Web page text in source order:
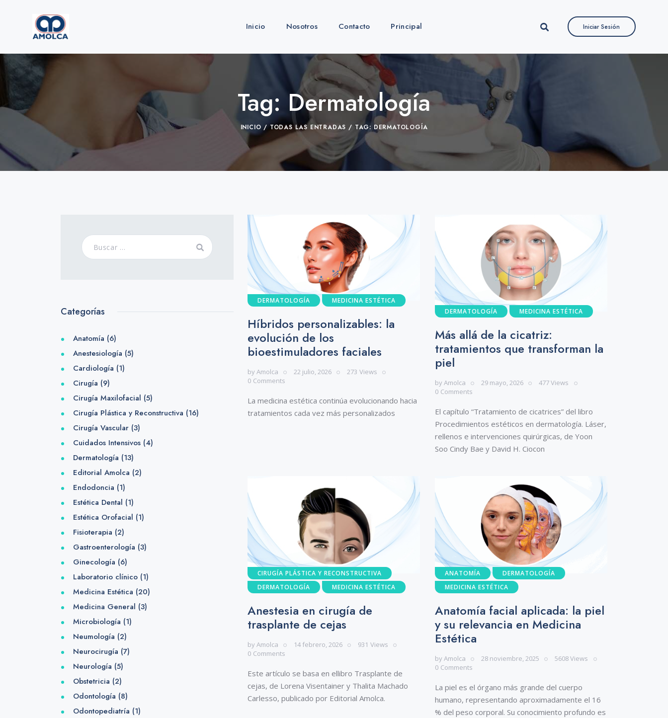
Inicio Nosotros Contacto Principal Iniciar Sesión
Tag: Dermatología
INICIO TODAS LAS ENTRADAS TAG: DERMATOLOGÍA
DERMATOLOGÍA MEDICINA ESTÉTICA
Híbridos personalizables: la
evolución de los
bioestimuladores faciales
byAmolca 22 julio, 2026 273 Views
0 Comments
La medicina estética continúa evolucionando hacia
tratamientos cada vez más personalizados
DERMATOLOGÍA MEDICINA ESTÉTICA
Más allá de la cicatriz:
tratamientos que transforman la
piel
byAmolca 29 mayo, 2026 477 Views
0 Comments
El capítulo “Tratamiento de cicatrices” del libro
Procedimientos estéticos en dermatología. Láser,
rellenos e intervenciones quirúrgicas, de Yoon
Soo Cindy Bae y David H. Ciocon
CIRUGÍA PLÁSTICA Y RECONSTRUCTIVA
DERMATOLOGÍA
MEDICINA ESTÉTICA
Anestesia en cirugía de
trasplante de cejas
byAmolca 14 febrero, 2026 931 Views
0 Comments
Este artículo se basa en ellibro Trasplante de
cejas, de Lorena Visentainer y Thalita Machado
Carlesso, publicado por Editorial Amolca.
ANATOMÍA
DERMATOLOGÍA
MEDICINA ESTÉTICA
Anatomía facial aplicada: la piel
y su relevancia en Medicina
Estética
byAmolca 28 noviembre, 2025 5608 Views
0 Comments
La piel es el órgano más grande del cuerpo
humano, representando aproximadamente el 16
% del peso corporal. Su conocimiento profundo es
Categorías
Anatomía (6)
Anestesiología (5)
Cardiología (1)
Cirugía (9)
Cirugía Maxilofacial (5)
Cirugía Plástica y Reconstructiva (16)
Cirugía Vascular(3)
Cuidados Intensivos(4)
Dermatología (13)
Editorial Amolca (2)
Endodoncia (1)
Estética Dental (1)
Estética Orofacial (1)
Fisioterapia (2)
Gastroenterología (3)
Ginecología (6)
Laboratorio clínico(1)
Medicina Estética (20)
Medicina General (3)
Microbiología (1)
Neumología (2)
Neurocirugía (7)
Neurología (5)
Obstetricia (2)
Odontología (8)
Odontopediatría (1)